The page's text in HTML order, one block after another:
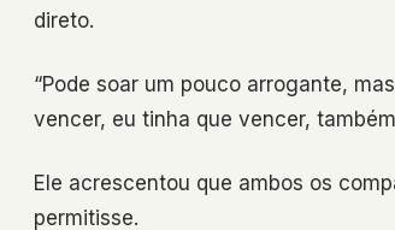
direto.
“Pode soar um pouco arrogante,
vencer, eu tinha que vencer,
Ele acrescentou que ambos os
permitisse.